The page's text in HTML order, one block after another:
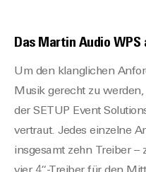
Das Martin Audio WPS
Um den klanglichen
Musik gerecht zu
der SETUP Event
vertraut. Jedes einzelne
insgesamt zehn Treiber –